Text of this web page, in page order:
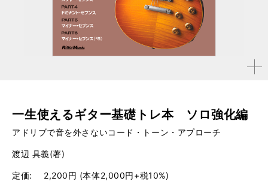
拡大す
一生使えるギター基礎トレ本 ソロ強化編
アドリブで音を外さないコード・トーン・アプローチ
渡辺 具義(著)
定価
2,200円 (本体2,000円+税10%)